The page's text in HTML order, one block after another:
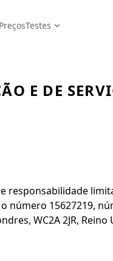
PreçosTestes
E DE
responsabilidade
número 15627219,
WC2A 2JR, Reino